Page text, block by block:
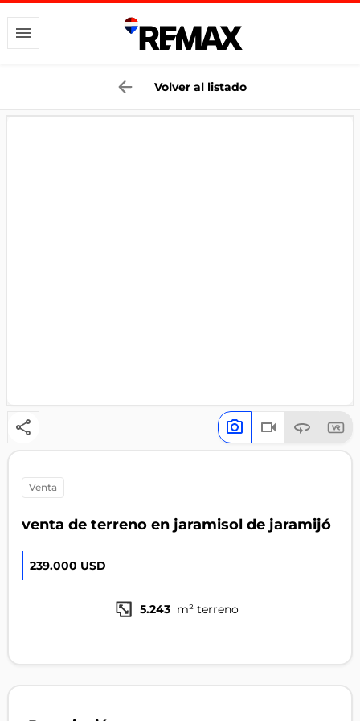
Volver al listado
venta
venta de terreno en jaramisol de jaramijó
239.000 USD
5.243 m² terreno